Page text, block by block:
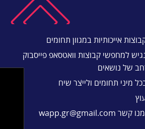
אייכותיות במגוון תחומים
למחפשי קבוצות וואטסאפ פייסבוק
של נושאים
מיני תחומים ולייצר שיח
קשר wapp.gr@gmail.com